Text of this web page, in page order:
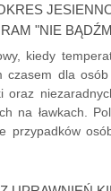
"NIE
kiedy
czasem dla
oraz
na ławkach.
przypadków